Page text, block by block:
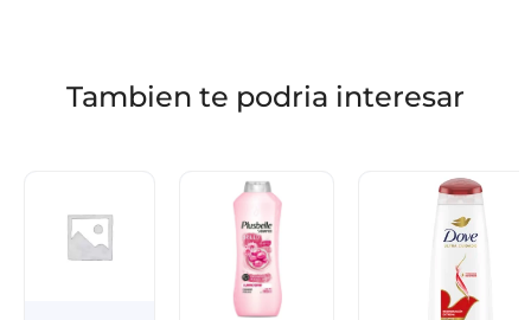
Tambien te podria interesar